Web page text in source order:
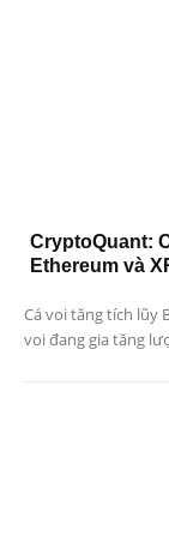
CryptoQuant:
Ethereum và
Cá voi tăng tích lũy
voi đang gia tăng